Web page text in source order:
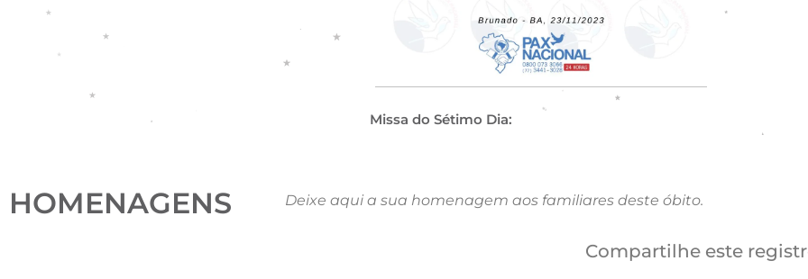
Missa do Sétimo Dia:
HOMENAGENS Deixe aqui a sua homenagem aos familiares deste óbito.
Compartilhe este